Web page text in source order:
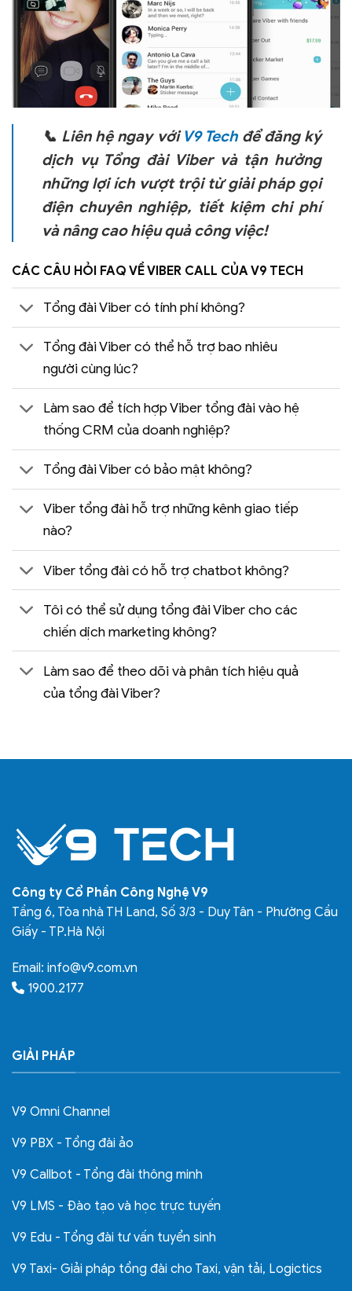
📞 Liên hệ ngay vớiV9 Techđể đăng ký
dịch vụ Tổng đài Viber và tận hưởng
những lợi ích vượt trội từ giải pháp gọi
điện chuyên nghiệp, tiết kiệm chi phí
và nâng cao hiệu quả công việc!
CÁC CÂU HỎI FAQ VỀ VIBER CALL CỦA V9 TECH
Tổng đài Viber có tính phí không?
Tổng đài Viber có thể hỗ trợ bao nhiêu
người cùng lúc?
Làm sao để tích hợp Viber tổng đài vào hệ
thống CRM của doanh nghiệp?
Tổng đài Viber có bảo mật không?
Viber tổng đài hỗ trợ những kênh giao tiếp
nào?
Viber tổng đài có hỗ trợ chatbot không?
Tôi có thể sử dụng tổng đài Viber cho các
chiến dịch marketing không?
Làm sao để theo dõi và phân tích hiệu quả
của tổng đài Viber?
Công ty Cổ Phần Công Nghệ V9
Tầng 6, Tòa nhà TH Land, Số 3/3 - Duy Tân - Phường Cầu
Giấy - TP.Hà Nội
Email: info@v9.com.vn
1900.2177
GIẢI PHÁP
V9 Omni Channel
V9 PBX - Tổng đài ảo
V9 Callbot - Tổng đài thông minh
V9 LMS - Đào tạo và học trực tuyến
V9 Edu - Tổng đài tư vấn tuyển sinh
V9 Taxi- Giải pháp tổng đài cho Taxi, vận tải, Logictics